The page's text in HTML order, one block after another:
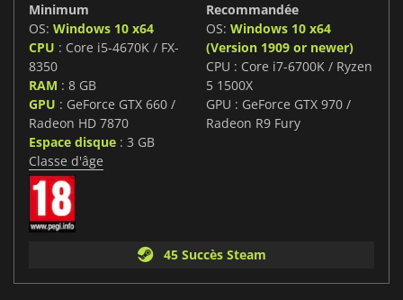
Minimum
OS: Windows 10 x64
CPU : Core i5-4670K / FX-
8350
RAM : 8 GB
GPU : GeForce GTX 660 /
Radeon HD 7870
Espace disque : 3 GB
Recommandée
OS: Windows 10 x64
(Version 1909 or newer)
CPU : Core i7-6700K / Ryzen
5 1500X
GPU : GeForce GTX 970 /
Radeon R9 Fury
Classe d'âge
45 Succès Steam